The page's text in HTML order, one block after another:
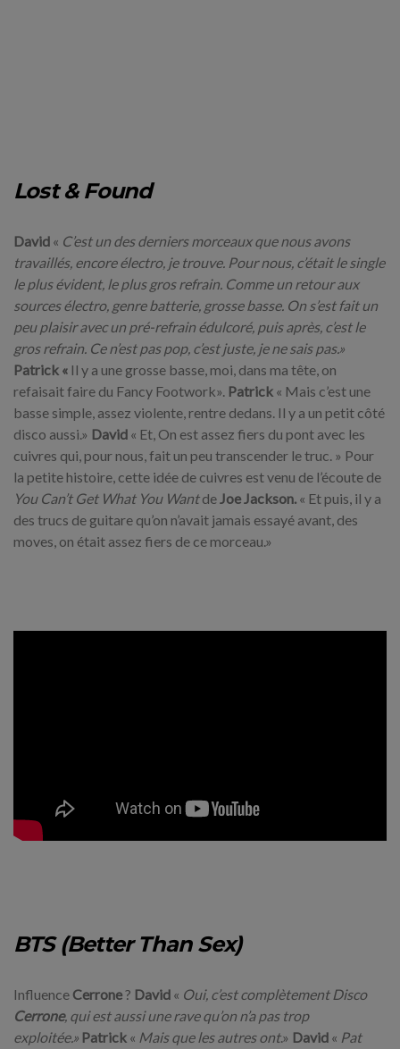
Lost & Found
David « C’est un des derniers morceaux que nous avons
travaillés, encore électro, je trouve. Pour nous, c’était le single
le plus évident, le plus gros refrain. Comme un retour aux
sources électro, genre batterie, grosse basse. On s’est fait un
peu plaisir avec un pré-refrain édulcoré, puis après, c’est le
gros refrain. Ce n’est pas pop, c’est juste, je ne saispas.»
Patrick « Il y a une grosse basse, moi, dans ma tête, on
refaisait faire du Fancy Footwork». Patrick « Mais c’est une
basse simple, assez violente, rentre dedans. Il y a un petit côté
disco aussi.» David « Et, On est assez fiers du pont avec les
cuivres qui, pour nous, fait un peu transcender le truc. » Pour
la petite histoire, cette idée de cuivres est venu de l’écoute de
You Can’t Get What You WantdeJoe Jackson. « Et puis, il y a
des trucs de guitare qu’on n’avait jamais essayé avant, des
moves, on était assez fiers de ce morceau.»
BTS (Better Than Sex)
Influence Cerrone? David « Oui, c’est complètement Disco
Cerrone, qui est aussi une rave qu’on n’a pas trop
exploitée.» Patrick « Mais que les autres ont.» David « Pat